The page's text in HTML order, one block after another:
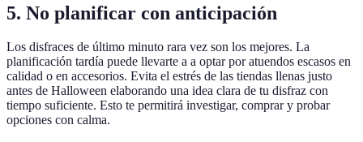
5. No planificar con anticipación
Los disfraces de último minuto rara vez son los mejores. La
planificación tardía puede llevarte a a optar por atuendos escasos en
calidad o en accesorios. Evita el estrés de las tiendas llenas justo
antes de Halloween elaborando una idea clara de tu disfraz con
tiempo suficiente. Esto te permitirá investigar, comprar y probar
opciones con calma.